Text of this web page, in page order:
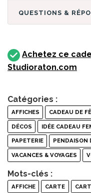
QUESTIONS &
Achetez ce
Studioraton.com
Catégories :
AFFICHES CADEAU DE
DÉCOS IDÉE CADEAU
PAPETERIE PENDAISON
VACANCES & VOYAGES
Mots-clés :
AFFICHE CARTE